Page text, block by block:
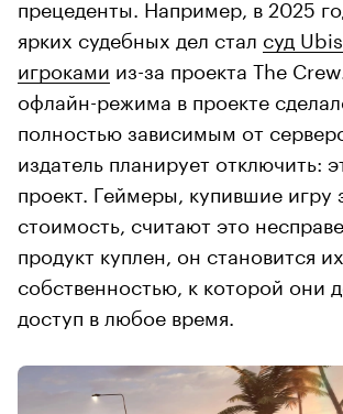
прецеденты. Например, в 2025
ярких судебных дел стал суд
игроками из-за проекта The
офлайн-режима в проекте
полностью зависимым от
издатель планирует отключить:
проект. Геймеры, купившие игру
стоимость, считают это
продукт куплен, он становится их
собственностью, к которой они
доступ в любое время.